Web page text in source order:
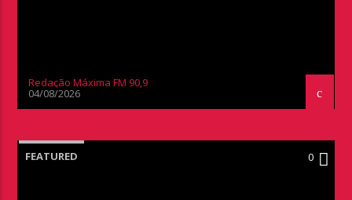
Redação Máxima FM 90,9
04/08/2026
FEATURED 0